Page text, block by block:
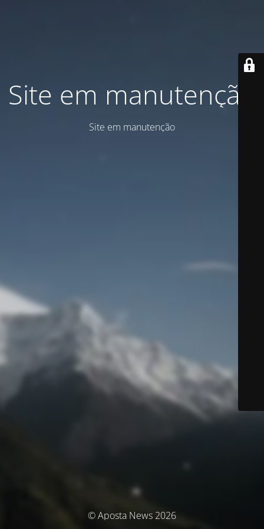
Site em manutenção
Site em manutenção
© Aposta News 2026